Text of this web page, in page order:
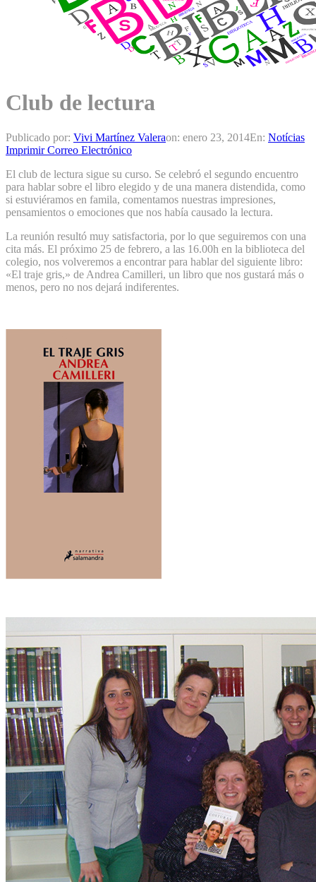
Club de lectura
Publicado por: Vivi Martínez Valeraon: enero 23, 2014En: Notícias
Imprimir Correo Electrónico
El club de lectura sigue su curso. Se celebró el segundo encuentro
para hablar sobre el libro elegido y de una manera distendida, como
si estuviéramos en famila, comentamos nuestras impresiones,
pensamientos o emociones que nos había causado la lectura.
La reunión resultó muy satisfactoria, por lo que seguiremos con una
cita más. El próximo 25 de febrero, a las 16.00h en la biblioteca del
colegio, nos volveremos a encontrar para hablar del siguiente libro:
«El traje gris,» de Andrea Camilleri, un libro que nos gustará más o
menos, pero no nos dejará indiferentes.